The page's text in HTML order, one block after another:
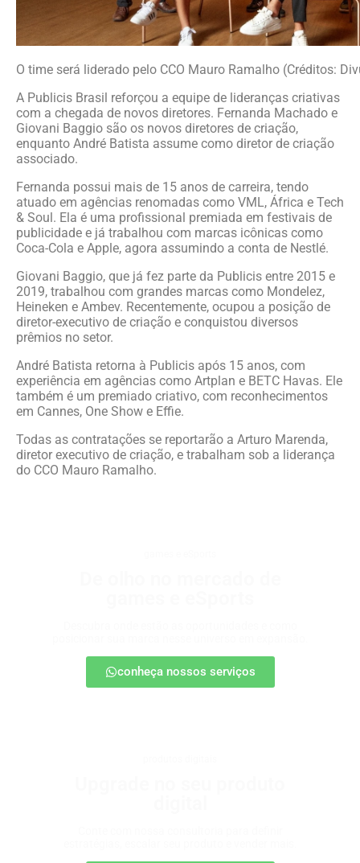
O time será liderado pelo CCO Mauro Ramalho (Créditos:
A Publicis Brasil reforçou a equipe de lideranças criativas
com a chegada de novos diretores. Fernanda Machado e
Giovani Baggio são os novos diretores de criação,
enquanto André Batista assume como diretor de criação
associado.
Fernanda possui mais de 15 anos de carreira, tendo
atuado em agências renomadas como VML, África e Tech
& Soul. Ela é uma profissional premiada em festivais de
publicidade e já trabalhou com marcas icônicas como
Coca-Cola e Apple, agora assumindo a conta de Nestlé.
Giovani Baggio, que já fez parte da Publicis entre 2015 e
2019, trabalhou com grandes marcas como Mondelez,
Heineken e Ambev. Recentemente, ocupou a posição de
diretor-executivo de criação e conquistou diversos
prêmios no setor.
André Batista retorna à Publicis após 15 anos, com
experiência em agências como Artplan e BETC Havas. Ele
também é um premiado criativo, com reconhecimentos
em Cannes, One Show e Effie.
Todas as contratações se reportarão a Arturo Marenda,
diretor executivo de criação, e trabalham sob a liderança
do CCO Mauro Ramalho.
conheça nossos serviços